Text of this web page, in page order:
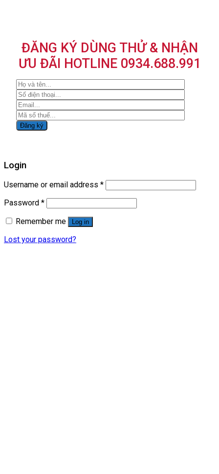
ĐĂNG KÝ DÙNG THỬ & NHẬN
ƯU ĐÃI HOTLINE 0934.688.991
Login
Username or email address *
Password *
Remember me
Log in
Lost your password?